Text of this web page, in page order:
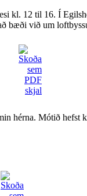
kl. 12 til 16. Í
bæði við um
hérna. Mótið